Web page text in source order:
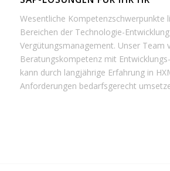
Wesentliche Kompetenzschwerpunkte
Bereichen der Technologie-
Vergütungsmanagement. Unser Team
Beratungskompetenz mit
kann durch langjährige Erfahrung in
Anforderungen bedarfsgerecht